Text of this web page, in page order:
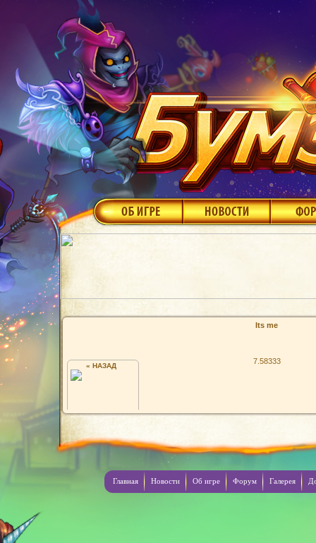
Its me
7.58333
« НАЗАД
Главная Новости Об игре Форум Галерея